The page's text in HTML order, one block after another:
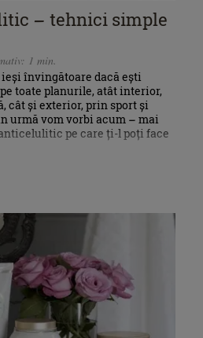
– tehnici simple
1 min.
învingătoare dacă ești
toate planurile, atât interior,
cât și exterior, prin sport și
urmă vom vorbi acum – mai
pe care ți-l poți face